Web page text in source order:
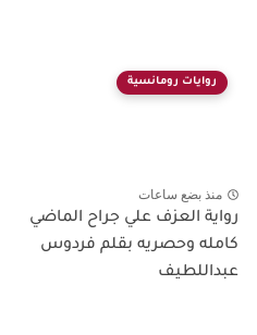
روايات رومانسية
منذ بضع ساعات
رواية العزف علي جراح الماضي
كامله وحصريه بقلم فردوس
عبداللطيف